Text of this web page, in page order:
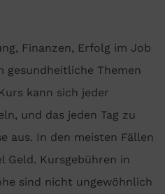
Finanzen, Erfolg im Job
gesundheitliche Themen
kann sich jeder
und das jeden Tag zu
aus. In den meisten Fällen
Geld. Kursgebühren in
sind nicht ungewöhnlich